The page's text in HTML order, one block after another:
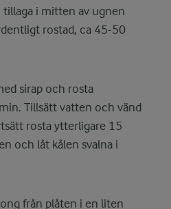
i mitten av ugnen
rostad, ca 45-50
sirap och rosta
Tillsätt vatten och vänd
rosta ytterligare 15
och låt kålen svalna i
från plåten i en liten